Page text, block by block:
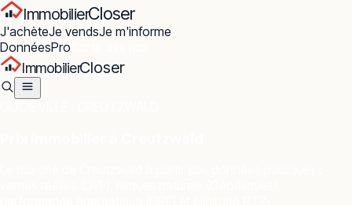
ImmobilierCloser
J'achèteJe vendsJe m'informe
DonnéesPro
ImmobilierCloser